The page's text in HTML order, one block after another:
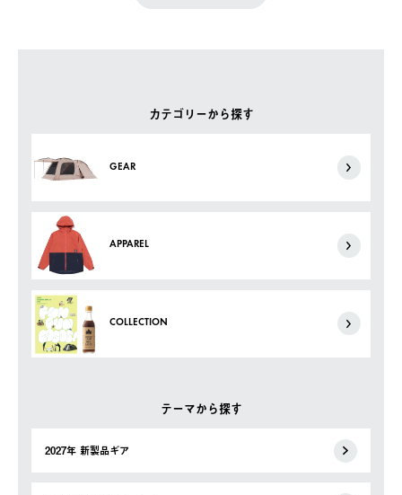
カテゴリーから探す
GEAR
APPAREL
COLLECTION
テーマから探す
2027年 新製品ギア